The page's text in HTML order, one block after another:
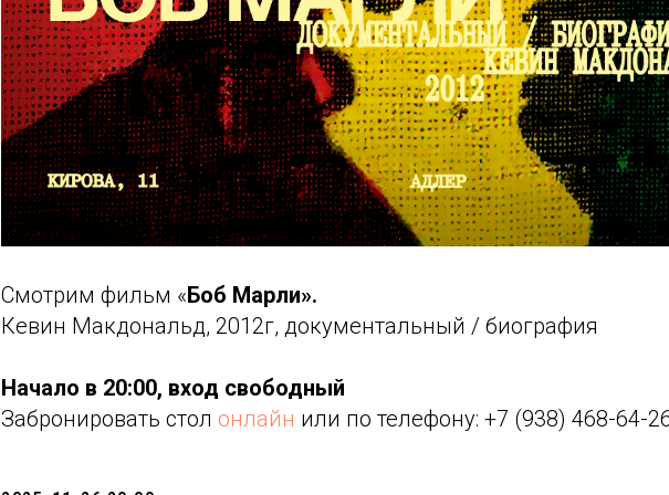
Смотрим фильм «Боб Марли».
Кевин Макдональд, 2012г, документальный / биография
Начало в 20:00, вход свободный
Забронировать стол онлайн или по телефону: +7 (938) 468-64-